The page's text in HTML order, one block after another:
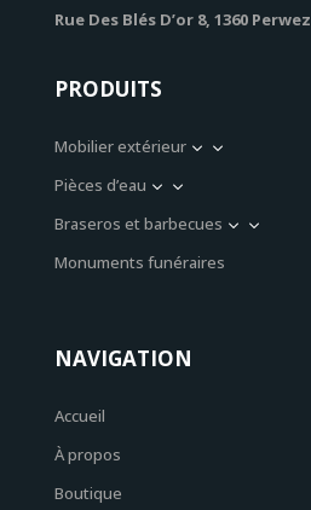
Rue Des Blés D’or 8, 1360 Perwez
PRODUITS
Mobilier extérieur 3
Pièces d’eau 3
Braseros et barbecues 3
Monuments funéraires
NAVIGATION
Accueil
À propos
Boutique